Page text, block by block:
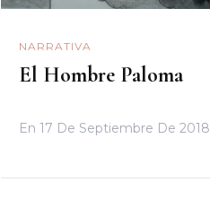
NARRATIVA
El Hombre Paloma
En 17 De Septiembre De 2018